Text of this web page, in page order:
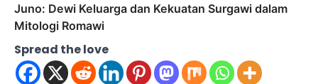
Juno: Dewi Keluarga dan Kekuatan Surgawi dalam
Mitologi Romawi
Spread the love